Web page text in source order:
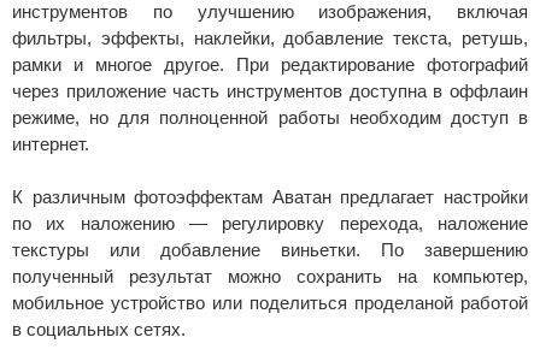
инструментов по улучшению изображения, включая
фильтры, эффекты, наклейки, добавление текста, ретушь,
рамки и многое другое. При редактирование фотографий
через приложение часть инструментов доступна в оффлаин
режиме, но для полноценной работы необходим доступ в
интернет.
К различным фотоэффектам Аватан предлагает настройки
по их наложению — регулировку перехода, наложение
текстуры или добавление виньетки. По завершению
полученный результат можно сохранить на компьютер,
мобильное устройство или поделиться проделаной работой
в социальных сетях.